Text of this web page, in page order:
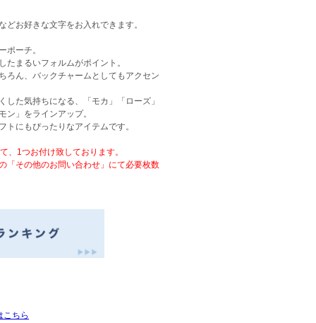
どお好きな文字をお入れできます。
ポーチ。
たまるいフォルムがポイント。
ろん、バックチャームとしてもアクセン
した気持ちになる、「モカ」「ローズ」
ン」をラインアップ。
トにもぴったりなアイテムです。
、1つお付け致しております。
「その他のお問い合わせ」にて必要枚数
こちら